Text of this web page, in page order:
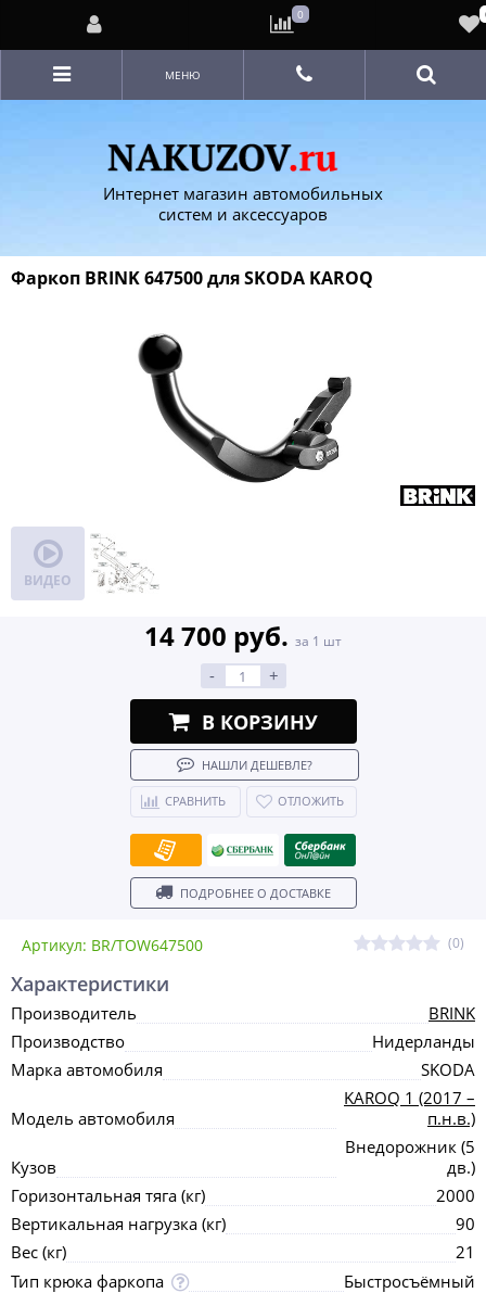
Интернет магазин автомобильных
систем и аксессуаров
МЕНЮ
Фаркоп BRINK 647500 для SKODA KAROQ
ВИДЕО
Артикул: BR/TOW647500 (0)
14 700 руб. за 1 шт
- +
В КОРЗИНУ
НАШЛИ ДЕШЕВЛЕ?
СРАВНИТЬ ОТЛОЖИТЬ
ПОДРОБНЕЕ О ДОСТАВКЕ
Характеристики
Производитель
BRINK
Производство
Нидерланды
Марка автомобиля
SKODA
Модель автомобиля
KAROQ 1 (2017 –
п.н.в.)
Кузов
Внедорожник (5
дв.)
Горизонтальная тяга (кг)
2000
Вертикальная нагрузка (кг)
90
Вес (кг)
21
Тип крюка фаркопа
Быстросъёмный
0